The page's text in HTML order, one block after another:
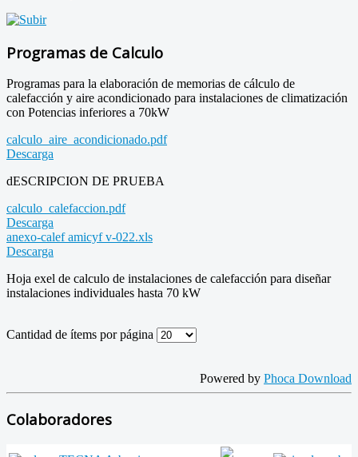
Programas de Calculo
Programas para la elaboración de memorias de cálculo de
calefacción y aire acondicionado para instalaciones de climatización
con Potencias inferiores a 70kW
calculo_aire_acondicionado.pdf
Descarga
dESCRIPCION DE PRUEBA
calculo_calefaccion.pdf
Descarga
anexo-calef amicyf v-022.xls
Descarga
Hoja exel de calculo de instalaciones de calefacción para diseñar
instalaciones individuales hasta 70 kW
Cantidad de ítems por página
Powered by Phoca Download
Colaboradores